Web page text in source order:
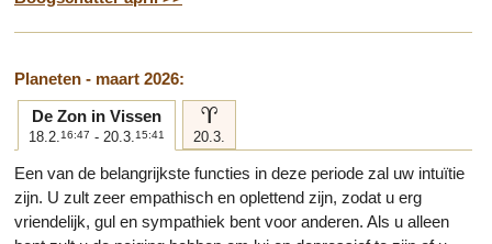
Planeten - maart 2026:
De Zon in Vissen
18.2.16:47 - 20.3.15:41
a
20.3.
Een van de belangrijkste functies in deze periode zal uw intuïtie
zijn. U zult zeer empathisch en oplettend zijn, zodat u erg
vriendelijk, gul en sympathiek bent voor anderen. Als u alleen